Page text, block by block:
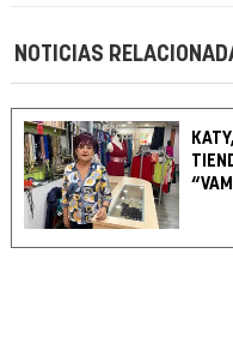
NOTICIAS